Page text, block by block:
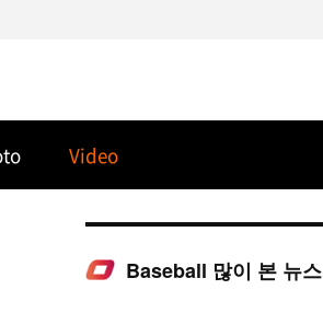
Video
Baseball 많이 본 뉴스